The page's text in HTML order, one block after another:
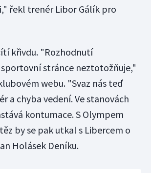
řekl trenér Libor Gálík pro
křivdu. "Rozhodnutí
stránce neztotožňuje,"
webu. "Svaz nás teď
a chyba vedení. Ve stanovách
kontumace. S Olympem
by se pak utkal s Libercem o
Holásek Deníku.